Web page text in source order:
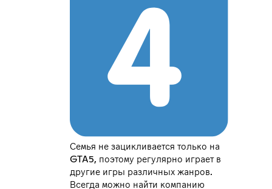
Семья не зацикливается только на
GTA5, поэтому регулярно играет в
другие игры различных жанров.
Всегда можно найти компанию